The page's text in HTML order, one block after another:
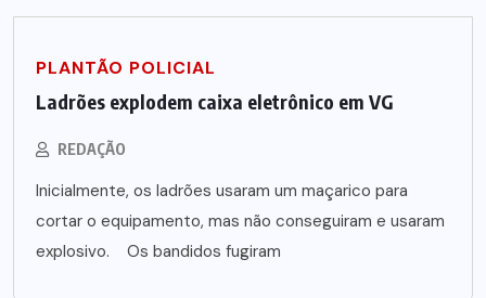
PLANTÃO POLICIAL
Ladrões explodem caixa eletrônico em VG
REDAÇÃO
Inicialmente, os ladrões usaram um maçarico para
cortar o equipamento, mas não conseguiram e usaram
explosivo. Os bandidos fugiram